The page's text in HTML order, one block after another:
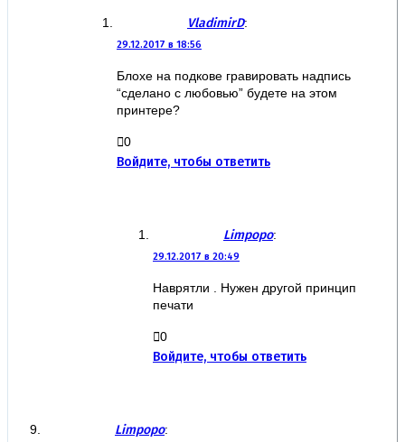
VladimirD:
29.12.2017 в 18:56
Блохе на подкове гравировать надпись
“сделано с любовью” будете на этом
принтере?
0
Войдите, чтобы ответить
Limpopo:
29.12.2017 в 20:49
Наврятли . Нужен другой принцип
печати
0
Войдите, чтобы ответить
Limpopo: